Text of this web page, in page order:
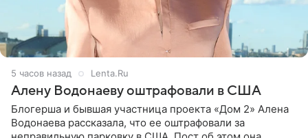
5 часов назад Lenta.Ru
Алену Водонаеву оштрафовали в США
Блогерша и бывшая участница проекта «Дом 2» Алена
Водонаева рассказала, что ее оштрафовали за